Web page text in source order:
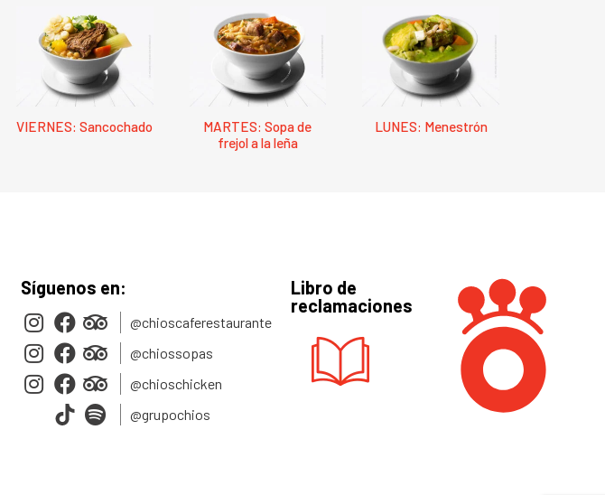
VIERNES: Sancochado
MARTES: Sopa de
frejol a la leña
LUNES: Menestrón
Síguenos en:
@chioscaferestaurante
@chiossopas
@chioschicken
@grupochios
Libro de
reclamaciones